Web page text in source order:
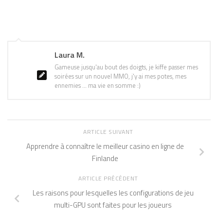
Laura M.
Gameuse jusqu'au bout des doigts, je kiffe passer mes
soirées sur un nouvel MMO, j'y ai mes potes, mes
ennemies ... ma vie en somme :)
ARTICLE SUIVANT
Apprendre à connaître le meilleur casino en ligne de
Finlande
ARTICLE PRÉCÉDENT
Les raisons pour lesquelles les configurations de jeu
multi-GPU sont faites pour les joueurs